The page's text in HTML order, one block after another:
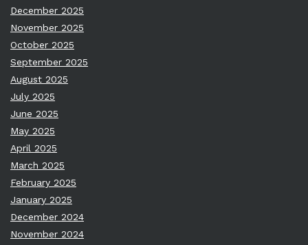
December 2025
November 2025
October 2025
September 2025
August 2025
July 2025
June 2025
May 2025
April 2025
March 2025
February 2025
January 2025
December 2024
November 2024